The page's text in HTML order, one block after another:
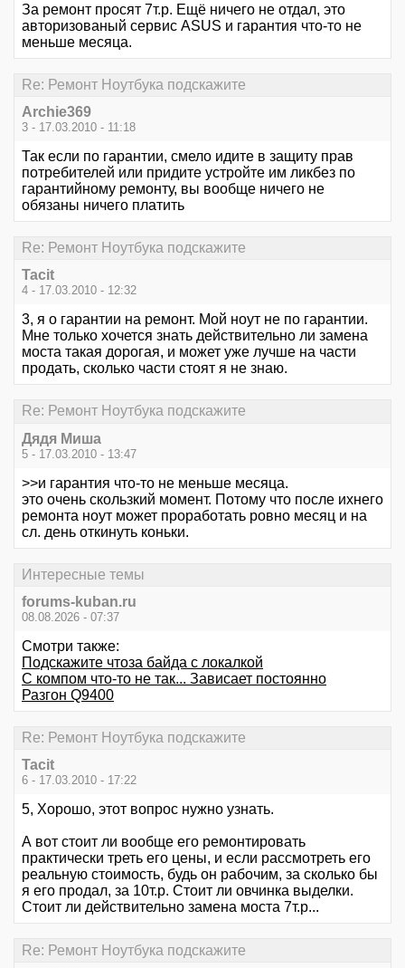
За ремонт просят 7т.р. Ещё ничего не отдал, это
авторизованый сервис ASUS и гарантия что-то не
меньше месяца.
Re: Ремонт Ноутбука подскажите
Archie369
3 - 17.03.2010 - 11:18
Так если по гарантии, смело идите в защиту прав
потребителей или придите устройте им ликбез по
гарантийному ремонту, вы вообще ничего не
обязаны ничего платить
Re: Ремонт Ноутбука подскажите
Tacit
4 - 17.03.2010 - 12:32
3, я о гарантии на ремонт. Мой ноут не по гарантии.
Мне только хочется знать действительно ли замена
моста такая дорогая, и может уже лучше на части
продать, сколько части стоят я не знаю.
Re: Ремонт Ноутбука подскажите
Дядя Миша
5 - 17.03.2010 - 13:47
>>и гарантия что-то не меньше месяца.
это очень скользкий момент. Потому что после ихнего
ремонта ноут может проработать ровно месяц и на
сл. день откинуть коньки.
Интересные темы
forums-kuban.ru
08.08.2026 - 07:37
Смотри также:
Подскажите чтоза байда с локалкой
С компом что-то не так... Зависает постоянно
Разгон Q9400
Re: Ремонт Ноутбука подскажите
Tacit
6 - 17.03.2010 - 17:22
5, Хорошо, этот вопрос нужно узнать.
А вот стоит ли вообще его ремонтировать
практически треть его цены, и если рассмотреть его
реальную стоимость, будь он рабочим, за сколько бы
я его продал, за 10т.р. Стоит ли овчинка выделки.
Стоит ли действительно замена моста 7т.р...
Re: Ремонт Ноутбука подскажите